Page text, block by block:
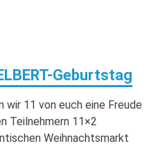
Geburtstag
11 von euch eine Freude
Teilnehmern 11×2
Weihnachtsmarkt